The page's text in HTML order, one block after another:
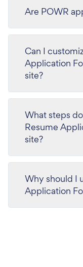
Are POWR
Can I
Application
site?
What steps
Resume
site?
Why should I
Application